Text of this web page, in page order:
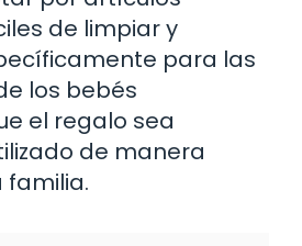
de limpiar y
para las
los bebés
el regalo sea
de manera
familia.